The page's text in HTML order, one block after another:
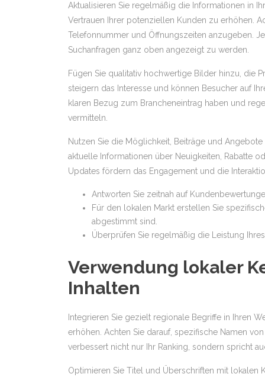
Aktualisieren Sie regelmäßig die Informationen in
Vertrauen Ihrer potenziellen Kunden zu erhöhen.
Telefonnummer und Öffnungszeiten anzugeben.
Suchanfragen ganz oben angezeigt zu werden.
Fügen Sie qualitativ hochwertige Bilder hinzu, die
steigern das Interesse und können Besucher auf
klaren Bezug zum Brancheneintrag haben und
vermitteln.
Nutzen Sie die Möglichkeit, Beiträge und
aktuelle Informationen über Neuigkeiten, Rabatte
Updates fördern das Engagement und die
Antworten Sie zeitnah auf
Für den lokalen Markt erstellen Sie
abgestimmt sind.
Überprüfen Sie regelmäßig die Leistung
Verwendung lokaler
Inhalten
Integrieren Sie gezielt regionale Begriffe in Ihren
erhöhen. Achten Sie darauf, spezifische Namen
verbessert nicht nur Ihr Ranking, sondern spricht
Optimieren Sie Titel und Überschriften mit lokalen